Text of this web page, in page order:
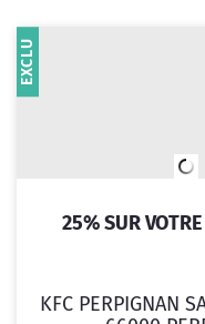
25% SUR
KFC PERPIGNAN
EXCLU